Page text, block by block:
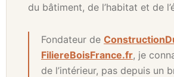
du bâtiment, de l’habitat et de
Fondateur de
FiliereBoisFrance.fr, je
de l’intérieur, pas depuis un